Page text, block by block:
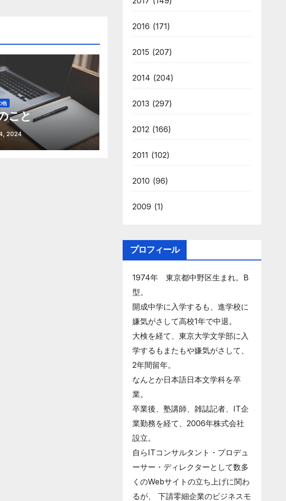
他
こと
2024
2016 (171)
2015 (207)
2014 (204)
2013 (297)
2012 (166)
2011 (102)
2010 (96)
2009 (1)
プロフィール
1974年 東京都中野区生まれ。B
型。
開成中学に入学するも、進学校に
嫌気がさして高校1年で中退。
大検を経て、東京大学文学部に入
学するもまたもや嫌気がさして、
2年間留年。
なんとか日本語日本文学科を卒
業。
卒業後、塾講師、雑誌記者、IT企
業勤務を経て、2006年株式会社
設立。
自らITコンサルタント・プロデュ
ーサー・ディレクターとして数多
くのWebサイトの立ち上げに関わ
るが、 下請零細企業のビジネスモ